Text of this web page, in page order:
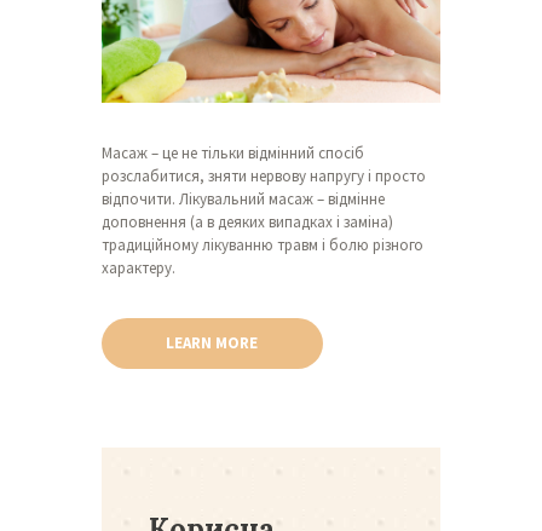
Масаж – це не тільки відмінний спосіб
розслабитися, зняти нервову напругу і просто
відпочити. Лікувальний масаж – відмінне
доповнення (а в деяких випадках і заміна)
традиційному лікуванню травм і болю різного
характеру.
LEARN MORE